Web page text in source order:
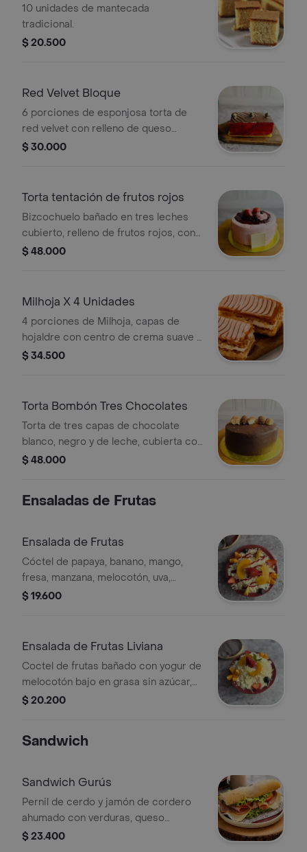
10 unidades de mantecada
tradicional.
$ 20.500
Red Velvet Bloque
6 porciones de esponjosa torta de
red velvet con relleno de queso
crema y vainilla.
$ 30.000
Torta tentación de frutos rojos
Bizcochuelo bañado en tres leches
cubierto, relleno de frutos rojos, con
mora, fresa, agraz y laminas de
$ 48.000
Milhoja X 4 Unidades
4 porciones de Milhoja, capas de
hojaldre con centro de crema suave y
cubierta arequipe.
$ 34.500
Torta Bombón Tres Chocolates
Torta de tres capas de chocolate
blanco, negro y de leche, cubierta con
cremoso de chocolate.
$ 48.000
Ensaladas de Frutas
Ensalada de Frutas
Cóctel de papaya, banano, mango,
fresa, manzana, melocotón, uva,
melón, cereza, cubierto con queso
$ 19.600
Ensalada de Frutas Liviana
Coctel de frutas bañado con yogur de
melocotón bajo en grasa sin azúcar,
queso campesino y miel. (610 gr).
$ 20.200
Sandwich
Sandwich Gurús
Pernil de cerdo y jamón de cordero
ahumado con verduras, queso
mozzarella en pan francés
$ 23.400